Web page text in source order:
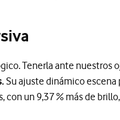
Tenerla ante nuestros
Su ajuste dinámico escena
con un 9,37 % más de